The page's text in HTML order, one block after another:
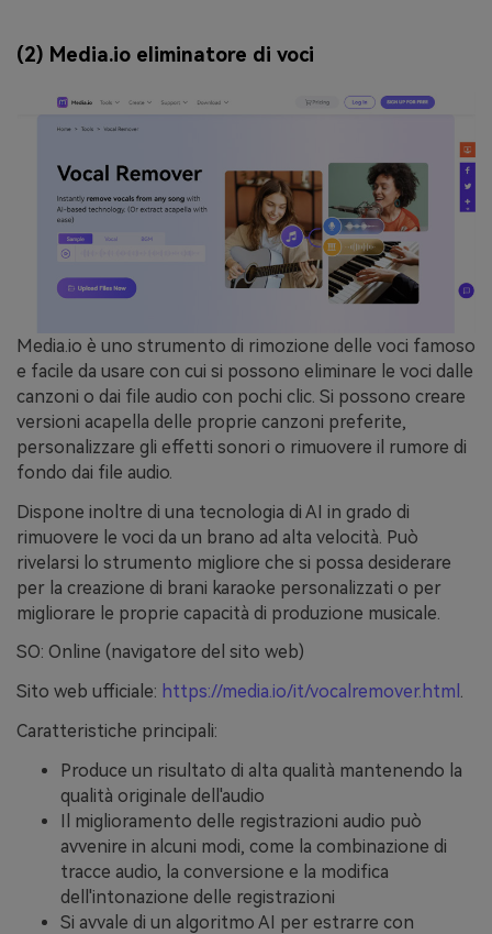
(2) Media.io eliminatore di voci
Media.io è uno strumento di rimozione delle voci famoso
e facile da usare con cui si possono eliminare le voci dalle
canzoni o dai file audio con pochi clic. Si possono creare
versioni acapella delle proprie canzoni preferite,
personalizzare gli effetti sonori o rimuovere il rumore di
fondo dai file audio.
Dispone inoltre di una tecnologia di AI in grado di
rimuovere le voci da un brano ad alta velocità. Può
rivelarsi lo strumento migliore che si possa desiderare
per la creazione di brani karaoke personalizzati o per
migliorare le proprie capacità di produzione musicale.
SO: Online (navigatore del sito web)
Sito web ufficiale: https://media.io/it/vocalremover.html .
Caratteristiche principali:
Produce un risultato di alta qualità mantenendo la
qualità originale dell'audio
Il miglioramento delle registrazioni audio può
avvenire in alcuni modi, come la combinazione di
tracce audio, la conversione e la modifica
dell'intonazione delle registrazioni
Si avvale di un algoritmo AI per estrarre con